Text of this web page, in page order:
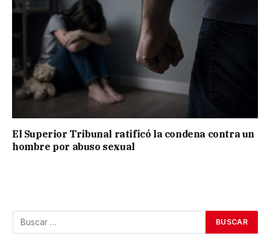
El Superior Tribunal ratificó la condena contra un
hombre por abuso sexual